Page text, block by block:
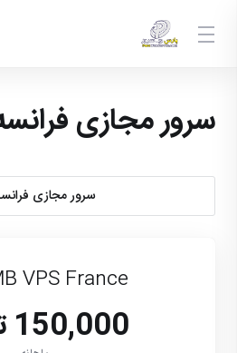
سرور مجازی
سرور مجازی
VPS France
150,000 تومان